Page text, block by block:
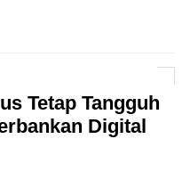
Tetap Tangguh
Digital